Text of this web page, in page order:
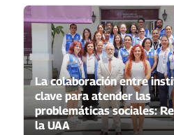
La colaboración entre
clave para atender las
problemáticas sociales:
la UAA